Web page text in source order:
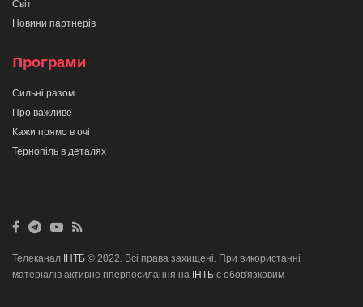
Світ
Новини партнерів
Програми
Сильні разом
Про важливе
Кажи прямо в очі
Тернопіль в деталях
Телеканал ІНТБ © 2022. Всі права захищені. При використанні
матеріалів активне гіперпосилання на ІНТБ є обов'язковим